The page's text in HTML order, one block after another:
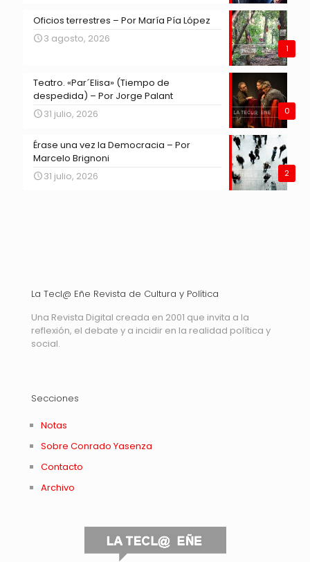
1
Oficios terrestres – Por María Pía López
3 agosto, 2026
0
Teatro. «Par´Elisa» (Tiempo de
despedida) – Por Jorge Palant
31 julio, 2026
2
Érase una vez la Democracia – Por
Marcelo Brignoni
31 julio, 2026
La Tecl@ Eñe Revista de Cultura y Política
Una Revista Digital creada en 2001 que invita a la
reflexión, el debate y a incidir en la realidad política y
social.
Secciones
Notas
Sobre Conrado Yasenza
Contacto
Archivo